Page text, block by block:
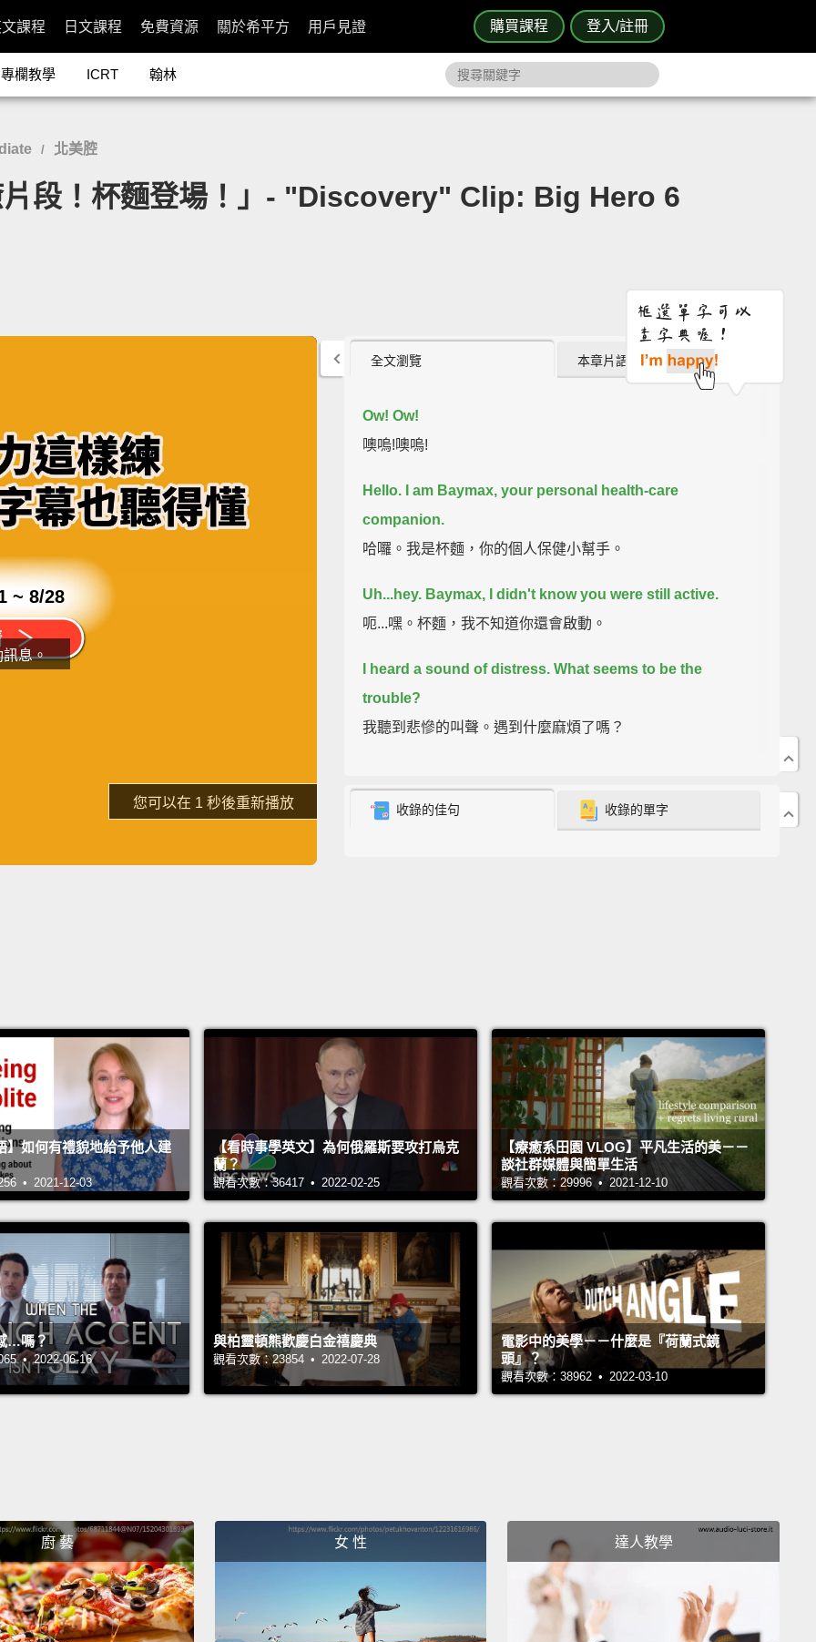
購買課程 登入/註冊
課程 日文課程 免費資源 關於希平方 用戶見證
專欄教學 ICRT 翰林
/ 北美腔
片段！杯麵登場！」- "Discovery" Clip: Big Hero 6
息。
~ 8/28
重新播放
了解詳情
全文瀏覽 本章片語 (0)
Ow! Ow!
噢嗚!噢嗚!
Hello. I am Baymax, your personal health-care
companion.
哈囉。我是杯麵，你的個人保健小幫手。
Uh...hey. Baymax, I didn't know you were still active.
呃...嘿。杯麵，我不知道你還會啟動。
I heard a sound of distress. What seems to be the
trouble?
我聽到悲慘的叫聲。遇到什麼麻煩了嗎？
喔，我只是稍微撞到我的腳指頭。沒事。
我摸的時候會痛嗎？
That's okay. No touching. I think I am fine.
沒關係。不要摸。我覺得我沒事。
Ow!
噢嗚!
You have fallen.
你跌倒了耶。
You think?
不然你以為呢？
噢嗚!
Ow!
噢嗚!
On a scale—
從－－
收錄的佳句 收錄的單字
】如何有禮貌地給予他人建
• 2021-12-03
【看時事學英文】為何俄羅斯要攻打烏克
蘭？
觀看次數：36417 • 2022-02-25
【療癒系田園 VLOG】平凡生活的美－－
談社群媒體與簡單生活
觀看次數：29996 • 2021-12-10
…嗎？
• 2022-06-16
與柏靈頓熊歡慶白金禧慶典
觀看次數：23854 • 2022-07-28
電影中的美學－－什麼是『荷蘭式鏡
頭』？
觀看次數：38962 • 2022-03-10
廚 藝 女 性 達人教學